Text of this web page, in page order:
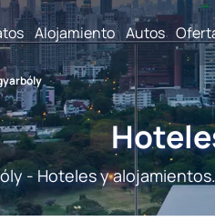
Alojamiento Autos
- Hoteles y